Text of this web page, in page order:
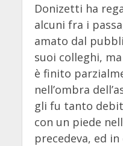
Donizetti ha
alcuni fra i
amato dal
suoi colleghi,
è finito
nell’ombra
gli fu tanto
con un piede
precedeva, ed